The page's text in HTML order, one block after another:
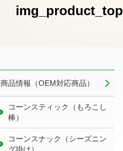
商品情報（OEM対応商品）
コーンスティック（もろこし
棒）
コーンスナック（シーズニン
グ掛け）